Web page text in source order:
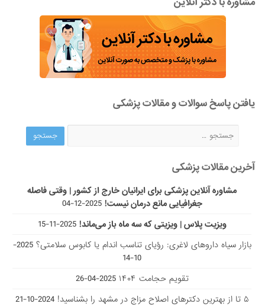
یافتن پاسخ سوالات و مقالات پزشکی
آخرین مقالات پزشکی
مشاوره آنلاین پزشکی برای ایرانیان خارج از کشور | وقتی فاصله
جغرافیایی مانع درمان نیست! 2025-12-04
ویزیت پلاس | ویزیتی که سه ماه باز می‌ماند! 2025-11-15
بازار سیاه داروهای لاغری: رؤیای تناسب اندام یا کابوس سلامتی؟
2025-
10-14
تقویم حجامت ۱۴۰۴
2025-04-26
۵ تا از بهترین دکتر‌های اصلاح مزاج در مشهد را بشناسید!
2024-10-21